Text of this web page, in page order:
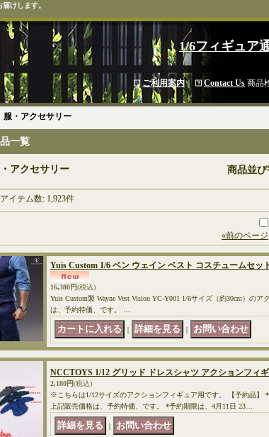
けします。
1/6フィギュア
ご利用案内｜ Contact Us 商品
服・アクセサリー
一覧
アクセサリー 商品並び
イテム数: 1,923件
«前のページ
Yuis Custom 1/6 ベン ウェイン ベスト コスチュームセ
16,380円(税込)
Yuis Custom製 Wayne Vest Vision YC-Y001 1/6サイズ（約30cm）の
は、予約特価、です。 …
｜ ｜
NCCTOYS 1/12 グリッド ドレスシャツ アクションフィ
2,180円(税込)
※こちらは1/12サイズのアクションフィギュア用です。 【予約品】
上記販売価格は、予約特価、です。 *予約期限は、4月11日 23…
｜